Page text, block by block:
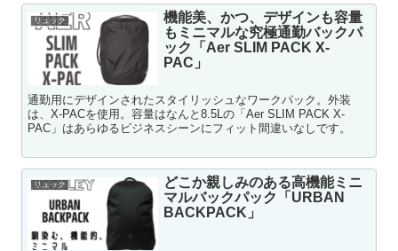
リュック
機能美、かつ、デザインも容量
もミニマルな究極通勤バックパ
ック「Aer SLIM PACK X-
PAC」
通勤用にデザインされたスタイリッシュなワークパック。外装
は、X-PACを使用。容量はなんと8.5Lの「Aer SLIM PACK X-
PAC」はあらゆるビジネスシーンにフィット間違いなしです。
リュック
どこか親しみのある高機能ミニ
マルバックパック「URBAN
BACKPACK」